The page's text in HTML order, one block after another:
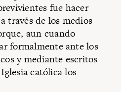
fue hacer
través de los medios
aun cuando
formalmente ante los
y mediante escritos
católica los